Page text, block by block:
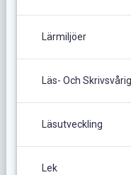
Lärmiljöer
Läs- Och
Läsutveckling
Lek